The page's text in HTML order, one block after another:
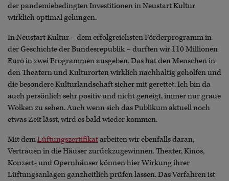
der pandemiebedingten Investitionen in Neustart Kultur
wirklich optimal gelungen.
In Neustart Kultur – dem erfolgreichsten Förderprogramm in
der Geschichte der Bundesrepublik – durften wir 110 Millionen
Euro in zwei Programmen ausgeben. Das hat den Menschen in
den Theatern und Kulturorten wirklich nachhaltig geholfen und
die besondere Kulturlandschaft sicher mit gerettet. Ich bin da
auch persönlich sehr positiv und nicht geneigt, immer nur graue
Wolken zu sehen. Auch wenn sich das Publikum aktuell noch
etwas Zeit lässt, wird es bald wieder kommen.
Mit demLüftungszertifikatarbeiten wir ebenfalls daran,
Vertrauen in die Häuser zurückzugewinnen. Theater, Kinos,
Konzert- und Opernhäuser können hier Wirkung ihrer
Lüftungsanlagen ganzheitlich prüfen lassen. Das Verfahren ist